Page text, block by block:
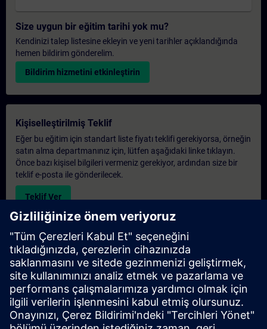
Size uygun bir eğitim tarihi yok mu?
Kendinizi talep listesine ekleyin ve yeni tarihler açıklandığında
hemen bildirim gönderelim.
Bildirim hizmetini etkinleştirin
Kişiselleştirilmiş Teklif
Eğer bu eğitim için standart liste fiyatı teklifi gerekiyorsa, örneğin
satın alma departmanınız için, lütfen aşağıdaki linke tıklayın.
Önce bazı kişisel bilgileri vermeniz gerekiyor, ardından size bir
teklif e-posta ile gönderilecek.
Teklif Ver
Exclusive Training Enquiry
Please complete the enquiry form below if you require a
quotation for an exclusive training course either on-site, virtually
or at our SITRAIN training centre. This type of request would be
suitable for larger groups ( 6 and above). After providing your
contact details and your training requirements, you will receive a
quotation from us.